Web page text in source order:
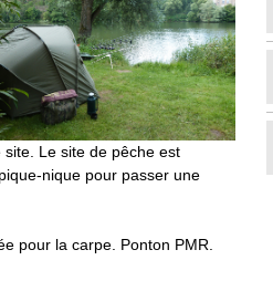
Le site de pêche est
nique pour passer une
pour la carpe. Ponton PMR.